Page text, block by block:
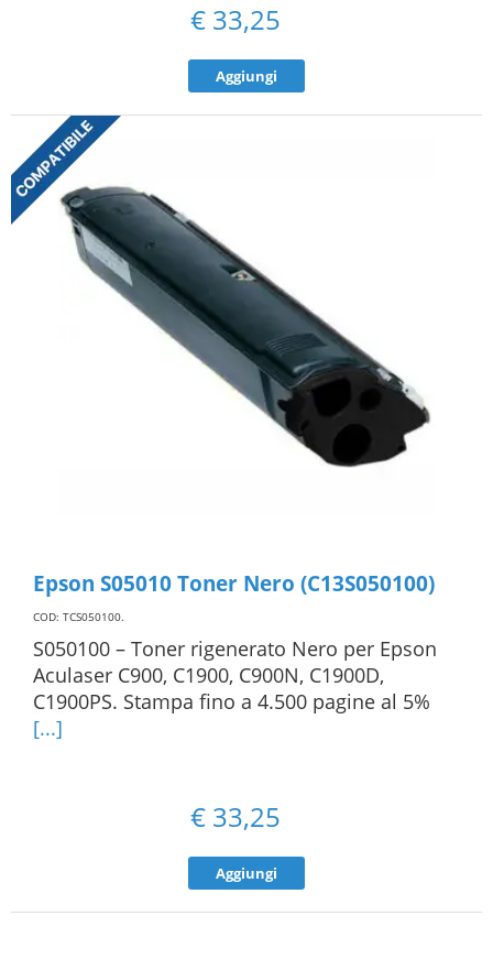
€ 33,25
Aggiungi
Epson S05010 Toner Nero (C13S050100)
COD: TCS050100.
S050100 – Toner rigenerato Nero per Epson
Aculaser C900, C1900, C900N, C1900D,
C1900PS. Stampa fino a 4.500 pagine al 5%
[...]
€ 33,25
Aggiungi